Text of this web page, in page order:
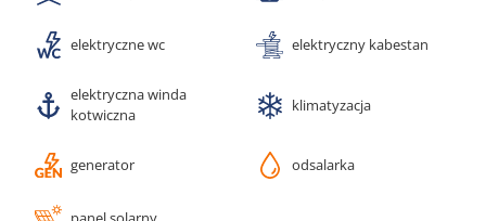
elektryczne wc elektryczny kabestan
elektryczna winda
kotwiczna
klimatyzacja
generator odsalarka